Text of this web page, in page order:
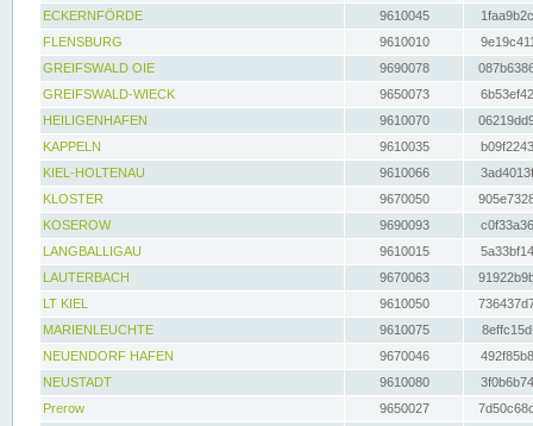
ECKERNFÖRDE
9610045
FLENSBURG
9610010
GREIFSWALD OIE
9690078
GREIFSWALD-WIECK
9650073
HEILIGENHAFEN
9610070
KAPPELN
9610035
KIEL-HOLTENAU
9610066
KLOSTER
9670050
KOSEROW
9690093
LANGBALLIGAU
9610015
LAUTERBACH
9670063
LT KIEL
9610050
MARIENLEUCHTE
9610075
NEUENDORF HAFEN
9670046
NEUSTADT
9610080
Prerow
9650027